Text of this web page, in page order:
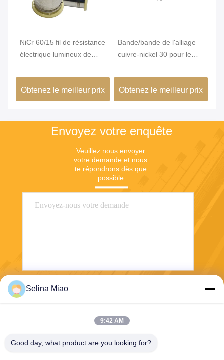
NiCr 60/15 fil de résistance
électrique lumineux de
de chauffage de ptc
Obtenez le meilleur prix
Bande/bande de l'alliage
cuivre-nickel 30 pour le
Obtenez le meilleur prix
Envoyez votre enquête
Veuillez nous envoyer
votre demande et nous
te répondrons dès que
possible.
Selina Miao
9:42 AM
Good day, what product are you looking for?